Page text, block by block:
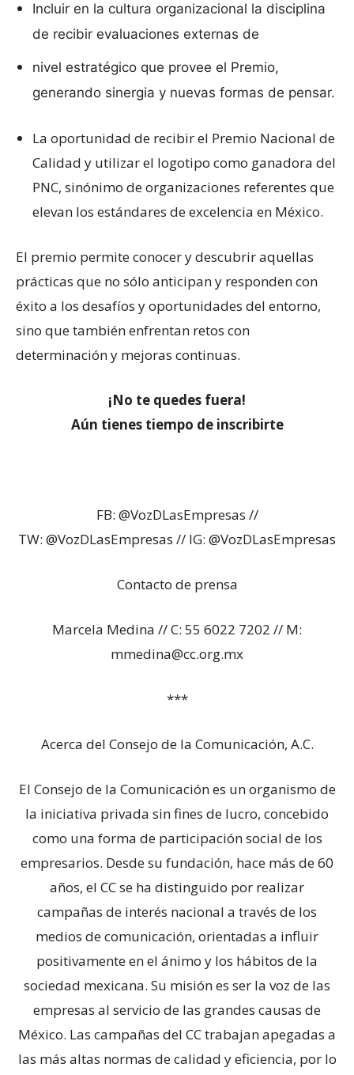
Incluir en la cultura organizacional la disciplina
de recibir evaluaciones externas de
nivel estratégico que provee el Premio,
generando sinergia y nuevas formas de pensar.
La oportunidad de recibir el Premio Nacional de
Calidad y utilizar el logotipo como ganadora del
PNC, sinónimo de organizaciones referentes que
elevan los estándares de excelencia en México.
El premio permite conocer y descubrir aquellas
prácticas que no sólo anticipan y responden con
éxito a los desafíos y oportunidades del entorno,
sino que también enfrentan retos con
determinación y mejoras continuas.
¡No te quedes fuera!
Aún tienes tiempo de inscribirte
FB: @VozDLasEmpresas //
TW: @VozDLasEmpresas // IG: @VozDLasEmpresas
Contacto de prensa
Marcela Medina // C: 55 6022 7202 // M:
mmedina@cc.org.mx
***
Acerca del Consejo de la Comunicación, A.C.
El Consejo de la Comunicación es un organismo de
la iniciativa privada sin fines de lucro, concebido
como una forma de participación social de los
empresarios. Desde su fundación, hace más de 60
años, el CC se ha distinguido por realizar
campañas de interés nacional a través de los
medios de comunicación, orientadas a influir
positivamente en el ánimo y los hábitos de la
sociedad mexicana. Su misión es ser la voz de las
empresas al servicio de las grandes causas de
México. Las campañas del CC trabajan apegadas a
las más altas normas de calidad y eficiencia, por lo